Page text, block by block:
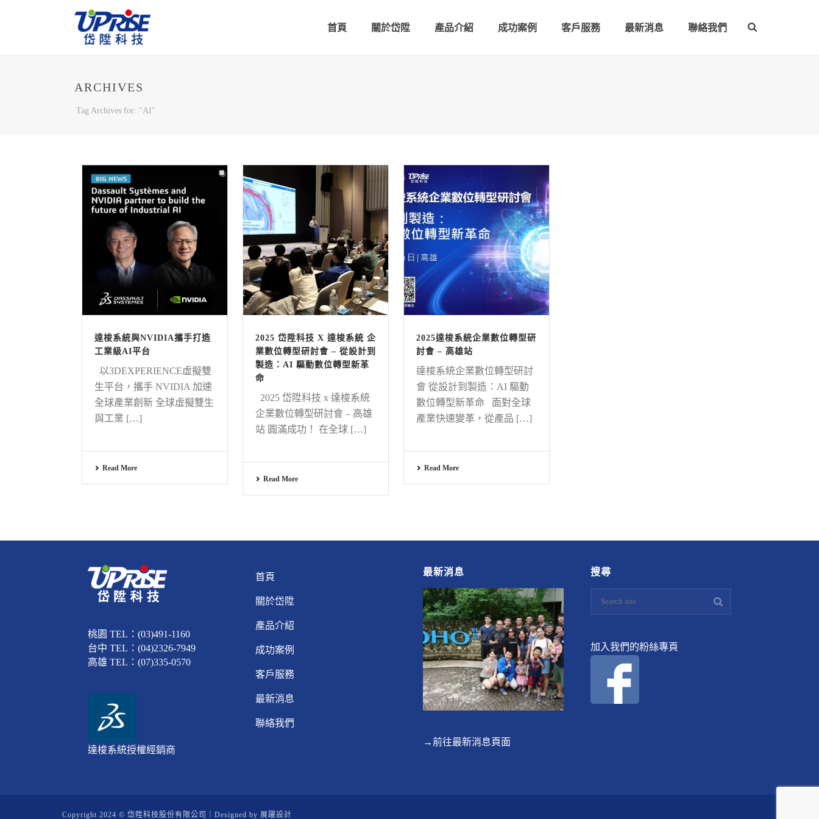
首頁 關於岱陞 產品介紹 成功案例 客戶服務 最新消息 聯絡我們
ARCHIVES
Tag Archives for: "AI"
達梭系統與NVIDIA攜手打造
工業級AI平台
以3DEXPERIENCE虛擬雙
生平台，攜手 NVIDIA 加速
全球產業創新 全球虛擬雙生
與工業 […]
Read More
2025 岱陞科技 X 達梭系統 企
業數位轉型研討會 – 從設計到
製造：AI 驅動數位轉型新革
命
2025 岱陞科技 x 達梭系統
企業數位轉型研討會 – 高雄
站 圓滿成功！ 在全球 […]
Read More
2025達梭系統企業數位轉型研
討會 – 高雄站
達梭系統企業數位轉型研討
會 從設計到製造：AI 驅動
數位轉型新革命 面對全球
產業快速變革，從產品 […]
Read More
桃園 TEL：(03)491-1160
台中 TEL：(04)2326-7949
高雄 TEL：(07)335-0570
達梭系統授權經銷商
首頁
關於岱陞
產品介紹
成功案例
客戶服務
最新消息
聯絡我們
最新消息
→前往最新消息頁面
搜尋
加入我們的粉絲專頁
Copyright 2024 © 岱陞科技股份有限公司｜Designed by 展躍設計